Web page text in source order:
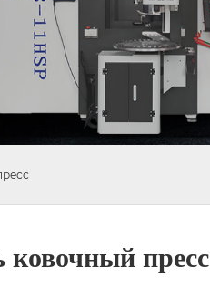
пресс